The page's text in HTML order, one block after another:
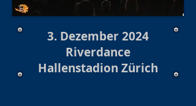
3. Dezember 2024
Riverdance
Hallenstadion Zürich